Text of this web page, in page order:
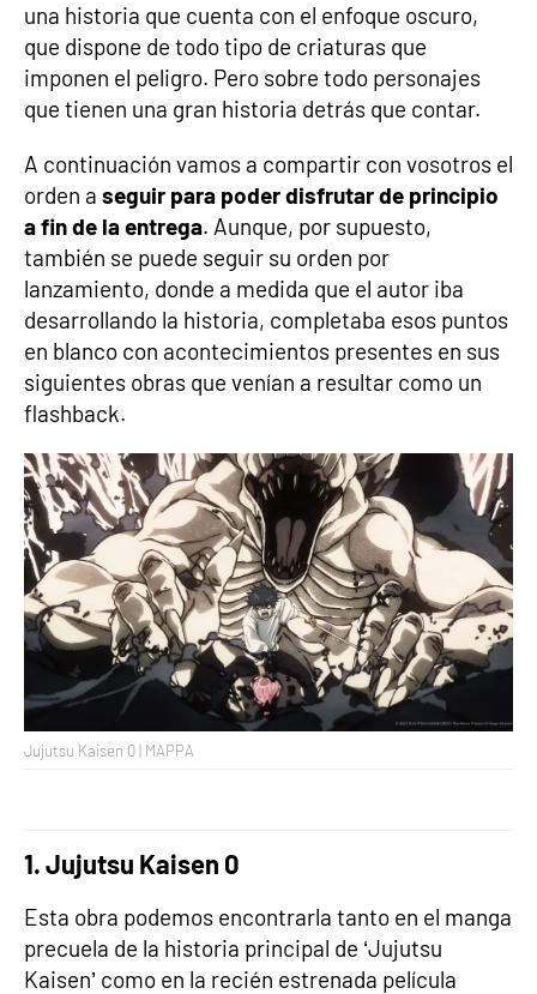
una historia que cuenta con el enfoque oscuro,
que dispone de todo tipo de criaturas que
imponen el peligro. Pero sobre todo personajes
que tienen una gran historia detrás que contar.
A continuación vamos a compartir con vosotros el
orden a seguir para poder disfrutar de principio
a fin de la entrega. Aunque, por supuesto,
también se puede seguir su orden por
lanzamiento, donde a medida que el autor iba
desarrollando la historia, completaba esos puntos
en blanco con acontecimientos presentes en sus
siguientes obras que venían a resultar como un
flashback.
Jujutsu Kaisen 0 | MAPPA
1. Jujutsu Kaisen 0
Esta obra podemos encontrarla tanto en el manga
precuela de la historia principal de ‘Jujutsu
Kaisen’ como en la recién estrenada película